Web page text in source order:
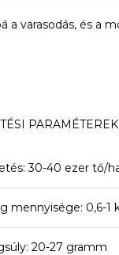
varasodás, és a
PARAMÉTEREK
30-40 ezer tő/
mennyisége: 0,6-1
20-27 gramm